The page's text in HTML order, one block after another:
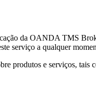
da OANDA TMS
serviço a qualquer
e serviços, tais